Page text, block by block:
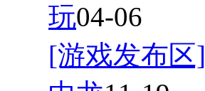
玩04-06
[游戏发布区]